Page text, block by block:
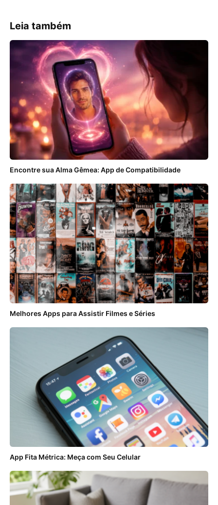
Leia também
Encontre sua Alma Gêmea: App de Compatibilidade
Melhores Apps para Assistir Filmes e Séries
App Fita Métrica: Meça com Seu Celular